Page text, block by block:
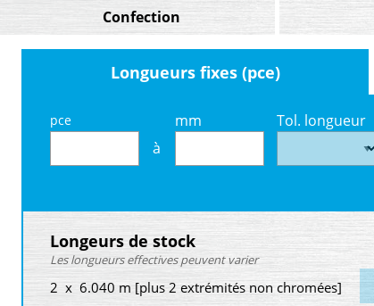
Confection
Longueurs fixes (pce)
pce
à
mm Tol. longueur
Longeurs de stock
Les longueurs effectives peuvent varier
2 x 6.040 m [plus 2 extrémités non chromées]